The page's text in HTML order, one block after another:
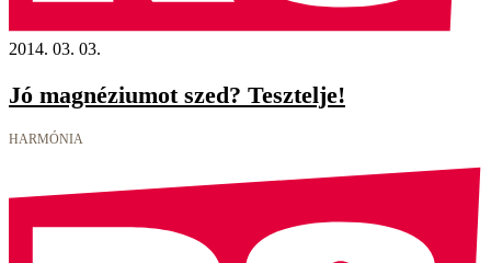
2014. 03. 03.
Jó magnéziumot szed? Tesztelje!
HARMÓNIA